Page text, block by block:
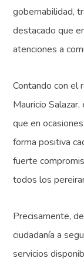
gobernabilidad,
destacado que
atenciones a
Contando con el
Mauricio
que en
forma positiva
fuerte
todos los
Precisamente,
ciudadanía a
servicios